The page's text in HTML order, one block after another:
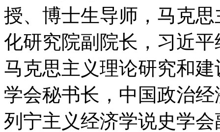
授、博士生导师，马克
化研究院副院长，习近
马克思主义理论研究和
学会秘书长，中国政治
列宁主义经济学说史学